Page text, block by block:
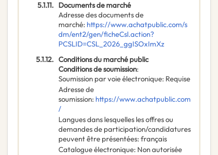
5.1.11. Documents de marché
Adresse des documents de
marché: https://www.achatpublic.com/s
dm/ent2/gen/ficheCsl.action?
PCSLID=CSL_2026_ggISOxImXz
5.1.12. Conditions du marché public
Conditions de soumission:
Soumission par voie électronique: Requise
Adresse de
soumission: https://www.achatpublic.com
/
Langues dans lesquelles les offres ou
demandes de participation/candidatures
peuvent être présentées: français
Catalogue électronique: Non autorisée